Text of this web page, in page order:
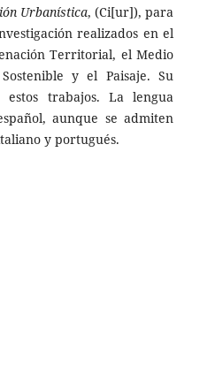
Urbanística, (Ci[ur]), para
realizados en el
Territorial, el Medio
y el Paisaje. Su
trabajos. La lengua
aunque se admiten
y portugués.